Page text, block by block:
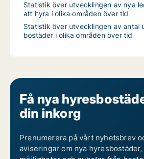
Statistik över utvecklingen av nya
att hyra i olika områden över tid
Statistik över utvecklingen av antal
bostäder i olika områden över tid
Få nya
din inkorg
Prenumerera på vårt nyhetsbrev
aviseringar om nya